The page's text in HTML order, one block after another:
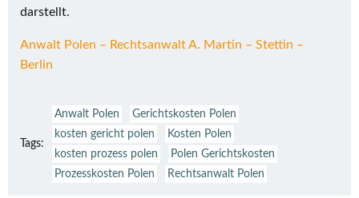
darstellt.
Anwalt Polen – Rechtsanwalt A. Martin – Stettin –
Berlin
Tags:
Anwalt Polen
Gerichtskosten Polen
kosten gericht polen
Kosten Polen
kosten prozess polen
Polen Gerichtskosten
Prozesskosten Polen
Rechtsanwalt Polen